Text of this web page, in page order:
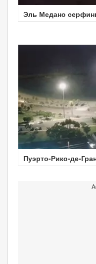
Эль Медано
Пуэрто-Рико-де-
Амадорес